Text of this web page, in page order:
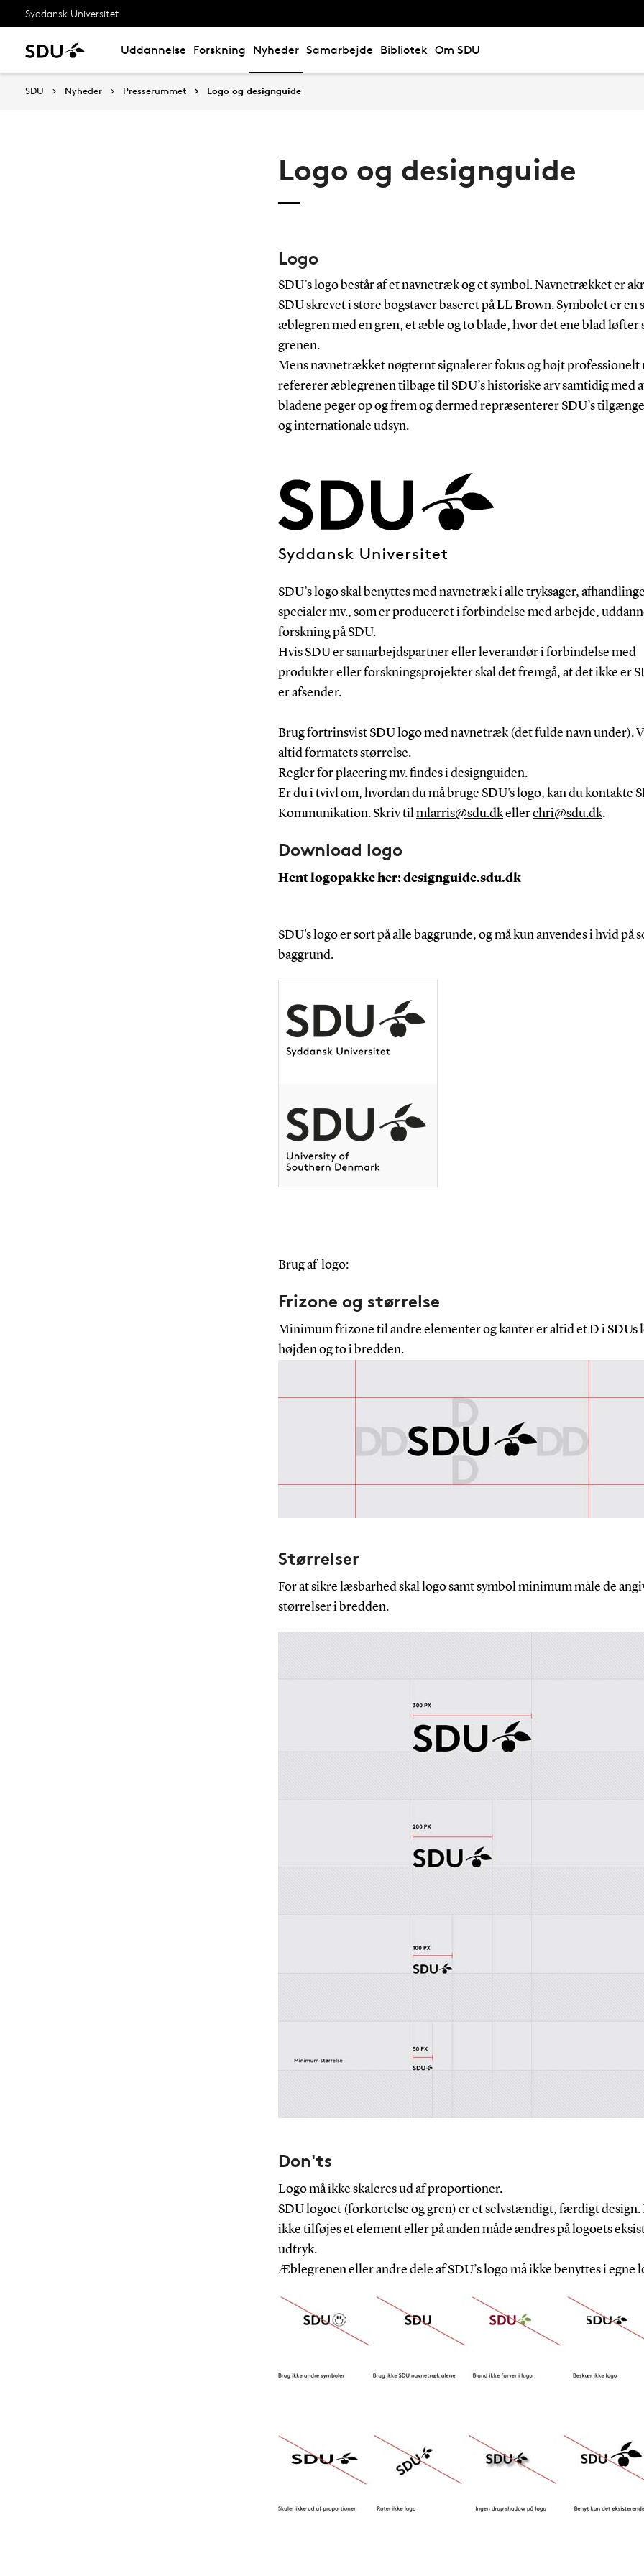
Syddansk Universitet
Uddannelse Forskning Nyheder Samarbejde Bibliotek Om SDU
SDU Nyheder Presserummet Logo og designguide
Logo og designguide
Logo
SDU’s logo består af et navnetræk og et symbol. Navnetrækket er
SDU skrevet i store bogstaver baseret på LL Brown. Symbolet er en
æblegren med en gren, et æble og to blade, hvor det ene blad løfter
grenen.
Mens navnetrækket nøgternt signalerer fokus og højt professionelt
refererer æblegrenen tilbage til SDU’s historiske arv samtidig med
bladene peger op og frem og dermed repræsenterer SDU’s
og internationale udsyn.
SDU’s logo skal benyttes med navnetræk i alle tryksager,
specialer mv., som er produceret i forbindelse med arbejde,
forskning på SDU.
Hvis SDU er samarbejdspartner eller leverandør i forbindelse med
produkter eller forskningsprojekter skal det fremgå, at det ikke er
er afsender.
Brug fortrinsvist SDU logo med navnetræk (det fulde navn under).
altid formatets størrelse.
Regler for placering mv. findes i designguiden.
Er du i tvivl om, hvordan du må bruge SDU's logo, kan du kontakte
Kommunikation. Skriv til mlarris@sdu.dkellerchri@sdu.dk.
Download logo
Hent logopakke her:designguide.sdu.dk
SDU's logo er sort på alle baggrunde, og må kun anvendes i hvid på
baggrund.
Brug af logo:
Frizone og størrelse
Minimum frizone til andre elementer og kanter er altid et D i SDUs
højden og to i bredden.
Størrelser
For at sikre læsbarhed skal logo samt symbol minimum måle de
størrelser i bredden.
Don'ts
Logo må ikke skaleres ud af proportioner.
SDU logoet (forkortelse og gren) er et selvstændigt, færdigt design.
ikke tilføjes et element eller på anden måde ændres på logoets
udtryk.
Æblegrenen eller andre dele af SDU’s logo må ikke benyttes i egne